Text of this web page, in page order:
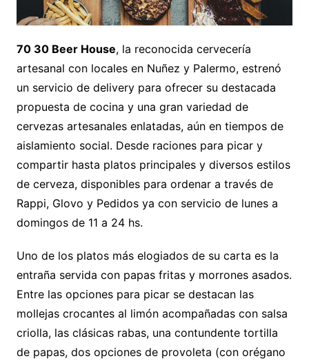
70 30 Beer House, la reconocida cervecería
artesanal con locales en Nuñez y Palermo, estrenó
un servicio de delivery para ofrecer su destacada
propuesta de cocina y una gran variedad de
cervezas artesanales enlatadas, aún en tiempos de
aislamiento social. Desde raciones para picar y
compartir hasta platos principales y diversos estilos
de cerveza, disponibles para ordenar a través de
Rappi, Glovo y Pedidos ya con servicio de lunes a
domingos de 11 a 24 hs.
Uno de los platos más elogiados de su carta es la
entraña servida con papas fritas y morrones asados.
Entre las opciones para picar se destacan las
mollejas crocantes al limón acompañadas con salsa
criolla, las clásicas rabas, una contundente tortilla
de papas, dos opciones de provoleta (con orégano